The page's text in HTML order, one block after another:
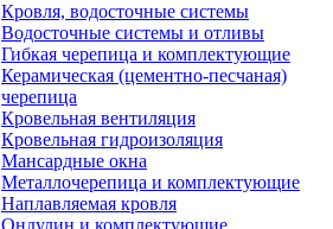
Кровля, водосточные системы
Водосточные системы и отливы
Гибкая черепица и комплектующие
Керамическая (цементно-песчаная)
черепица
Кровельная вентиляция
Кровельная гидроизоляция
Мансардные окна
Металлочерепица и комплектующие
Наплавляемая кровля
Ондулин и комплектующие